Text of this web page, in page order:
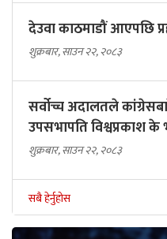
देउवा काठमाडौं आएपछि
शुक्रबार, साउन २२, २०८३
सर्वोच्च अदालतले
उपसभापति विश्वप्रकाश के
शुक्रबार, साउन २२, २०८३
सबै हेर्नुहोस